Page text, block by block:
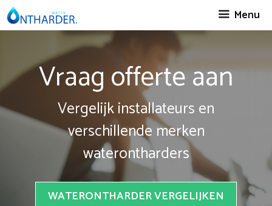
Spring
naar
Menu
Vraag offerte aan
Vergelijk installateurs en
verschillende merken
waterontharders
WATERONTHARDER VERGELIJKEN